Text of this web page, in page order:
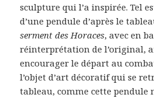
sculpture qui l’a inspirée. Tel
d’une pendule d’après le
serment des Horaces, avec en
réinterprétation de l’original,
encourager le départ au
l’objet d’art décoratif qui se
tableau, comme cette pendule